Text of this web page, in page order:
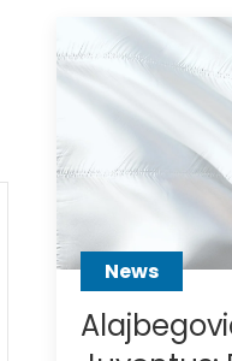
voci
per
di
Sarri
o
News